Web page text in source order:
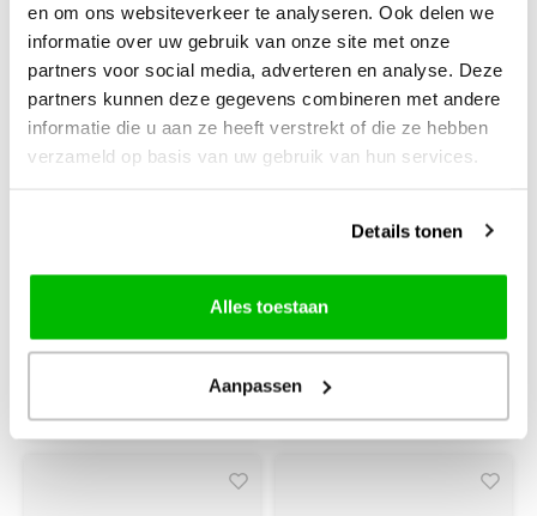
en om ons websiteverkeer te analyseren. Ook delen we
informatie over uw gebruik van onze site met onze
partners voor social media, adverteren en analyse. Deze
partners kunnen deze gegevens combineren met andere
informatie die u aan ze heeft verstrekt of die ze hebben
verzameld op basis van uw gebruik van hun services.
Details tonen
Alles toestaan
Aanpassen
Faber Castell
potloodstiftjes
Faber Castell
€1,99
+
Faber Castell
potloodstiftjes
Faber Castell
€1,50